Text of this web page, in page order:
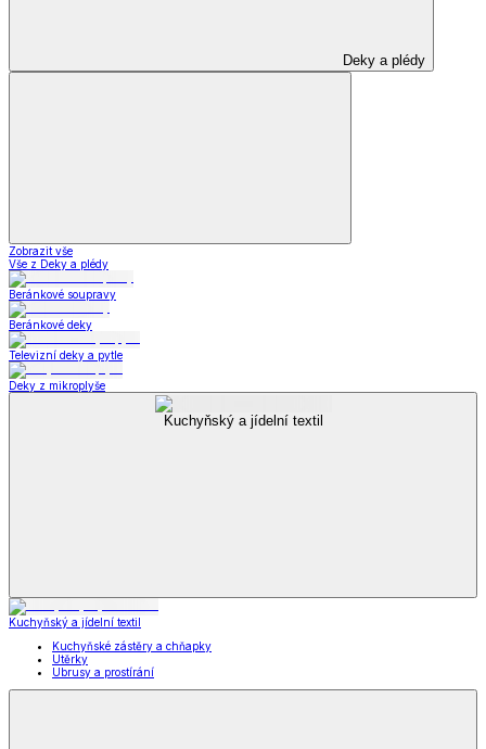
Deky a plédy
Zobrazit vše
Vše z Deky a plédy
Beránkové soupravy
Beránkové deky
Televizní deky a pytle
Deky z mikroplyše
Kuchyňský a jídelní textil
Kuchyňský a jídelní textil
Kuchyňské zástěry a chňapky
Utěrky
Ubrusy a prostírání